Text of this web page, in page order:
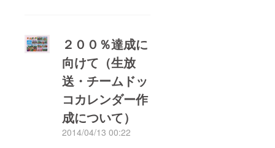
ともなく、併催イベン
トであった「広小路春
マルシェ」のほうも大
変盛り上がり、地域が
一体となってイベント
を成功することができ
たと、商店街の方から
コニコ生放送で生中継
が決定したゴーヤ い
つもゴーヤ先生がお世
話になっている「もた
どん」さんの全面協力
によって実現したゴー
ヤ感謝感謝ゴーヤ～。
２００％達成に
向けて（生放
送・チームドッ
コカレンダー作
成について）
2014/04/13 00:22